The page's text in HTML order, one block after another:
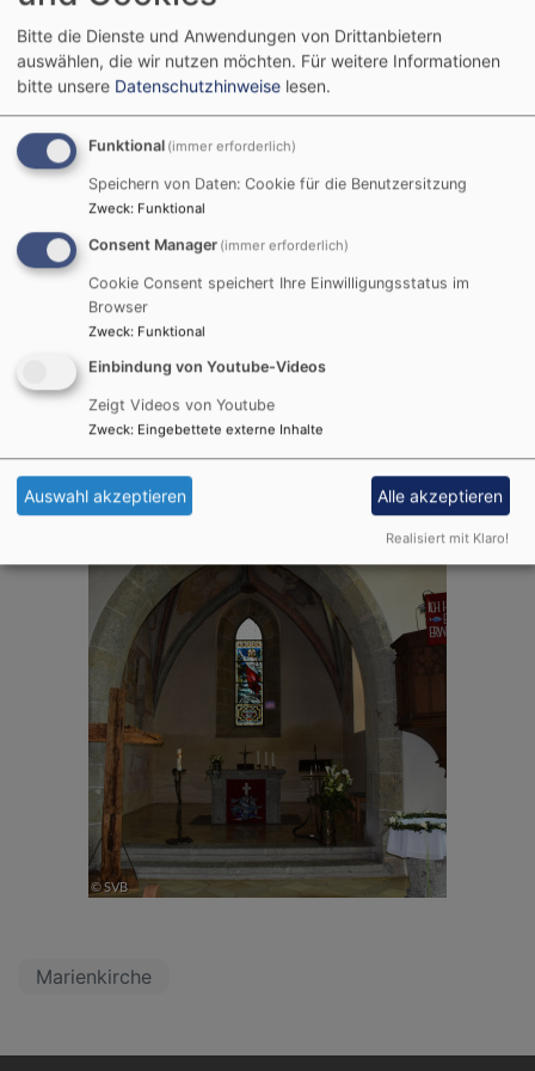
Gottesdienste finden jeden Sonntag im Wechsel um 9
Uhr oder 10.15 Uhr statt.
Kindergottesdienst ist jeweils parallel zum 10.15 Uhr
Gottesdienst außerhalb der Ferien im Gemeindehaus.
Die erste urkundliche Erwähnung für Nähermemmingen
(damals noch Memmingen) findet sich aus dem Jahre
1230.
Am 4. April 1426 wurde der Grundstein gelegt. Das
Datum findet sich im Rundbogen des Marienbildes
über dem Eingang. 1525 wurde die Kirche nach
Einführung der Reformation evangelisch. Der Name
Marienkirche blieb erhalten. 1874 wurde eine neue
Chorraums 1921 auf die Empore umgebaut wurde.
Marienkirche
Bitte die Dienste und Anwendungen von Drittanbietern
auswählen, die wir nutzen möchten. Für weitere Informationen
bitte unsere Datenschutzhinweise lesen.
Funktional (immer erforderlich)
Speichern von Daten: Cookie für die Benutzersitzung
Zweck: Funktional
Consent Manager (immer erforderlich)
Cookie Consent speichert Ihre Einwilligungsstatus im
Browser
Zweck: Funktional
Einbindung von Youtube-Videos
Zeigt Videos von Youtube
Zweck: Eingebettete externe Inhalte
Auswahl akzeptieren Alle akzeptieren
Realisiert mit Klaro!